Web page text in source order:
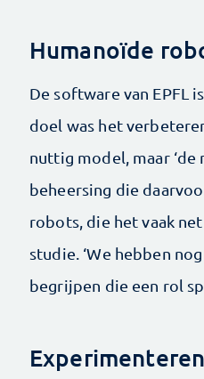
Humanoïde
De software van EPFL
doel was het
nuttig model, maar
beheersing die
robots, die het vaak
studie. ‘We hebben
begrijpen die een rol
Experimenteren